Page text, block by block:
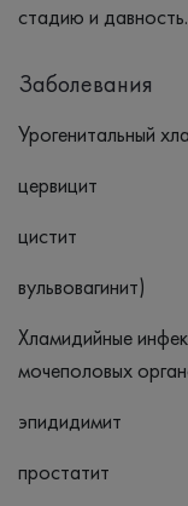
стадию и давность.
Заболевания
Урогенитальный
цервицит
цистит
вульвовагинит)
Хламидийные
мочеполовых
эпидидимит
простатит